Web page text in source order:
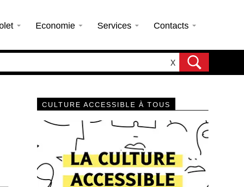
Economie Services Contacts
X
CULTURE ACCESSIBLE À TOUS